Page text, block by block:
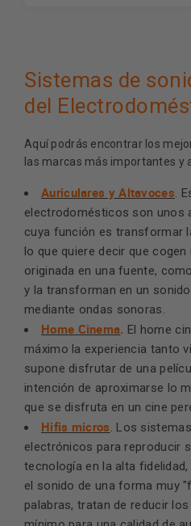
Sistemas de
del
Aquí podrás encontrar los
las marcas más importantes y
Auriculares y Altavoces.
electrodomésticos son unos
cuya función es transformar
lo que quiere decir que
originada en una fuente,
y la transforman en un
mediante ondas sonoras.
Home Cinema. El home
máximo la experiencia tanto
supone disfrutar de una
intención de aproximarse lo
que se disfruta en un cine
Hifis micros. Los
electrónicos para reproducir
tecnología en la alta
el sonido de una forma muy
palabras, tratan de reducir